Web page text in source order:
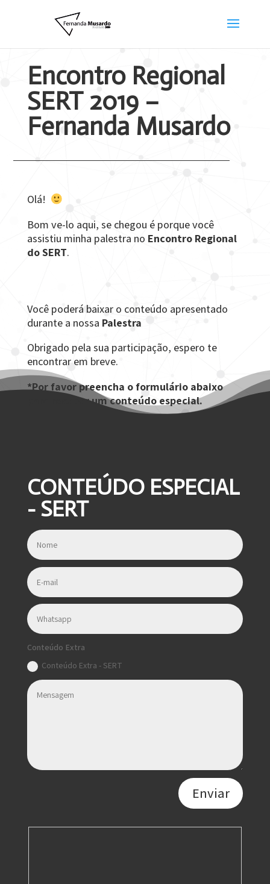
Encontro Regional
SERT 2019 –
Fernanda Musardo
Olá!
Bom ve-lo aqui, se chegou é porque você
assistiu minha palestra no Encontro Regional
do SERT.
Você poderá baixar o conteúdo apresentado
durante a nossa Palestra
Obrigado pela sua participação, espero te
encontrar em breve.
*Por favor preencha o formulário abaixo
para receber um conteúdo especial.
CONTEÚDO ESPECIAL
- SERT
Conteúdo Extra
Conteúdo Extra - SERT
Enviar